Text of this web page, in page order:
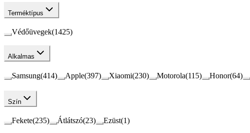
Terméktípus
Védőüvegek(1425)
Alkalmas
Samsung(414) Apple(397) Xiaomi(230) Motorola(115) Honor(64)
Szín
Fekete(235) Átlátszó(23) Ezüst(1)